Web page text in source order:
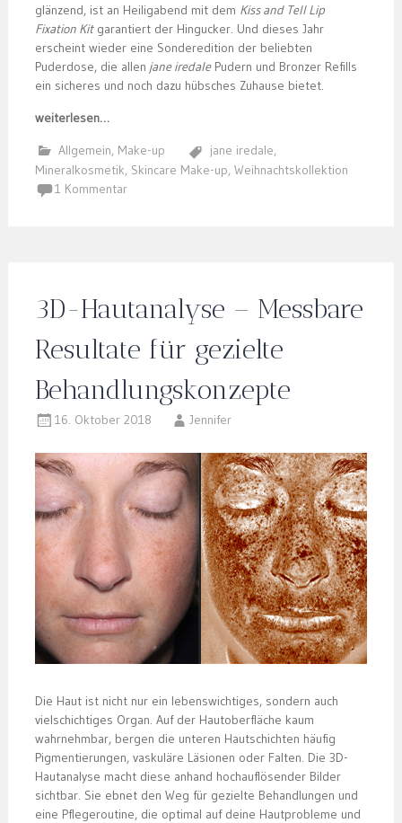
glänzend, ist an Heiligabend mit dem Kiss and Tell Lip
Fixation Kitgarantiert der Hingucker. Und dieses Jahr
erscheint wieder eine Sonderedition der beliebten
Puderdose, die allen jane iredalePudern und Bronzer Refills
ein sicheres und noch dazu hübsches Zuhause bietet.
weiterlesen…
Allgemein, Make-up jane iredale,
Mineralkosmetik, Skincare Make-up, Weihnachtskollektion
1 Kommentar
3D-Hautanalyse – Messbare
Resultate für gezielte
Behandlungskonzepte
16. Oktober 2018 Jennifer
Die Haut ist nicht nur ein lebenswichtiges, sondern auch
vielschichtiges Organ. Auf der Hautoberfläche kaum
wahrnehmbar, bergen die unteren Hautschichten häufig
Pigmentierungen, vaskuläre Läsionen oder Falten. Die 3D-
Hautanalyse macht diese anhand hochauflösender Bilder
sichtbar. Sie ebnet den Weg für gezielte Behandlungen und
eine Pflegeroutine, die optimal auf deine Hautprobleme und